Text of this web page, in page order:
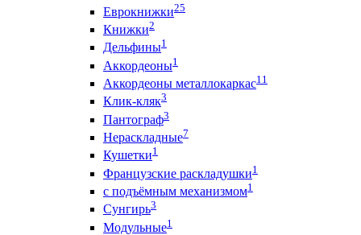
Еврокнижки25
Книжки2
Дельфины1
Аккордеоны1
Аккордеоны металлокаркас11
Клик-кляк3
Пантограф3
Нераскладные7
Кушетки1
Французские раскладушки1
с подъёмным механизмом1
Сунгирь3
Модульные1